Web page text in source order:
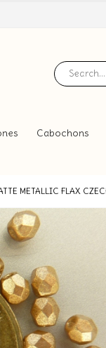
Cabochons
METALLIC FLAX